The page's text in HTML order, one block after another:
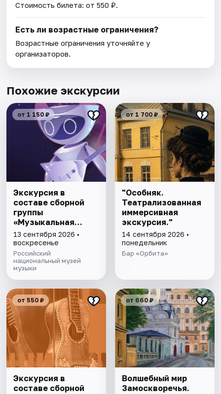
Стоимость билета: от 550 ₽.
Есть ли возрастные ограничения?
Возрастные ограничения уточняйте у
организаторов.
Похожие экскурсии
от 1 150 ₽
Экскурсия в
составе сборной
группы
«Музыкальная
эволюция: от
камней до
нейросeти»
13 сентября 2026 •
воскресенье
Российский
национальный музей
музыки
от 1 700 ₽
"Особняк.
Театрализованная
иммерсивная
экскурсия."
14 сентября 2026 •
понедельник
Бар «Орбита»
от 550 ₽
Экскурсия в
составе сборной
от 660 ₽
Волшебный мир
Замоскворечья.